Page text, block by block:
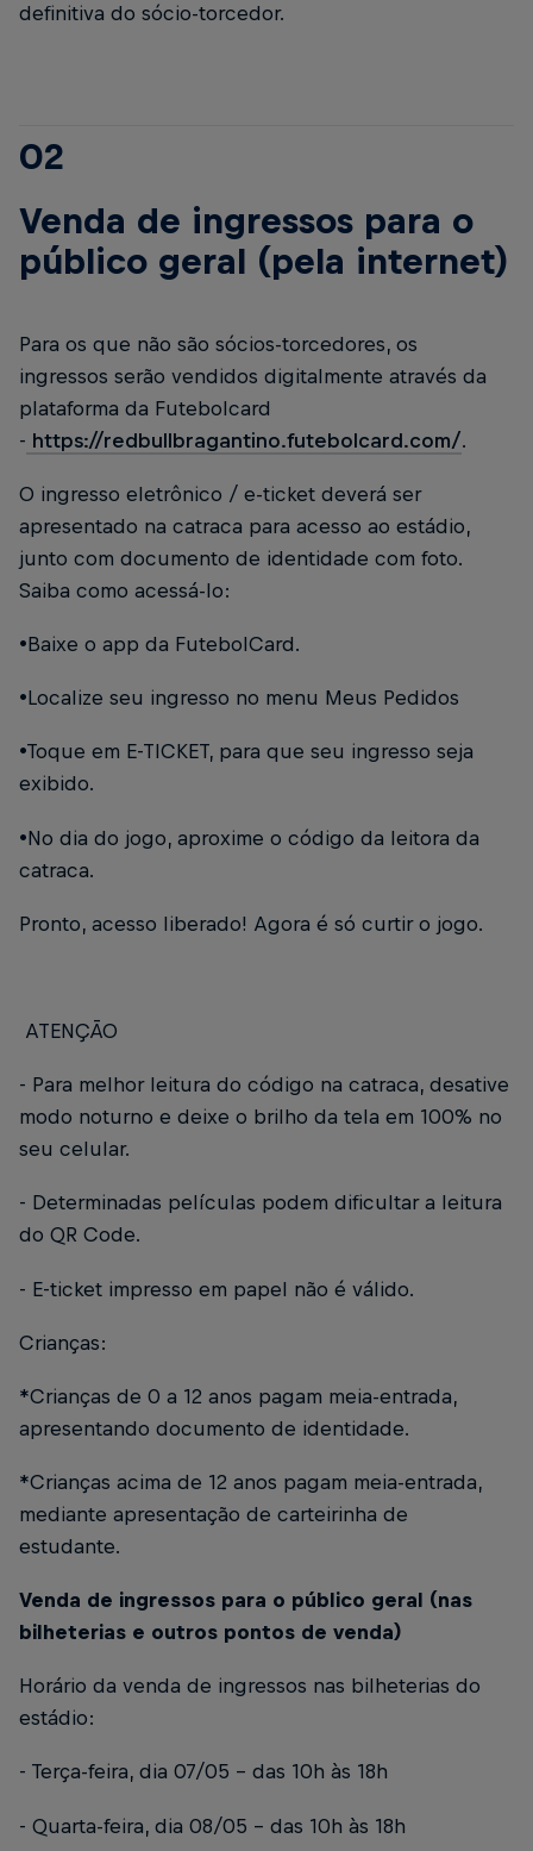
definitiva do sócio-torcedor.
02
Venda de ingressos para o
público geral (pela internet)
Para os que não são sócios-torcedores, os
ingressos serão vendidos digitalmente através da
plataforma da Futebolcard
- https://redbullbragantino.futebolcard.com/.
O ingresso eletrônico / e-ticket deverá ser
apresentado na catraca para acesso ao estádio,
junto com documento de identidade com foto.
Saiba como acessá-lo:
•Baixe o app da FutebolCard.
•Localize seu ingresso no menu Meus Pedidos
•Toque em E-TICKET, para que seu ingresso seja
exibido.
•No dia do jogo, aproxime o código da leitora da
catraca.
Pronto, acesso liberado! Agora é só curtir o jogo.
ATENÇÃO
- Para melhor leitura do código na catraca, desative
modo noturno e deixe o brilho da tela em 100% no
seu celular.
- Determinadas películas podem dificultar a leitura
do QR Code.
- E-ticket impresso em papel não é válido.
Crianças:
*Crianças de 0 a 12 anos pagam meia-entrada,
apresentando documento de identidade.
*Crianças acima de 12 anos pagam meia-entrada,
mediante apresentação de carteirinha de
estudante.
Venda de ingressos para o público geral (nas
bilheterias e outros pontos de venda)
Horário da venda de ingressos nas bilheterias do
estádio:
- Terça-feira, dia 07/05 – das 10h às 18h
- Quarta-feira, dia 08/05 – das 10h às 18h